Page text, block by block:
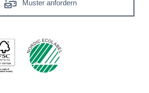
Muster anfordern